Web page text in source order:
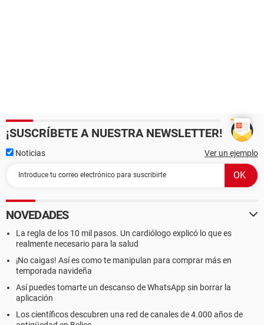
¡SUSCRÍBETE A NUESTRA NEWSLETTER!
Noticias Ver un ejemplo
NOVEDADES
La regla de los 10 mil pasos. Un cardiólogo explicó lo que es
realmente necesario para la salud
¡No caigas! Así es como te manipulan para comprar más en
temporada navideña
Así puedes tomarte un descanso de WhatsApp sin borrar la
aplicación
Los científicos descubren una red de canales de 4.000 años de